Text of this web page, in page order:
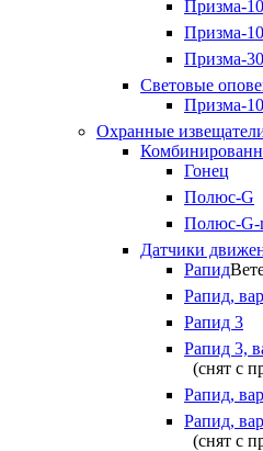
Призма-
Призма-
Призма-
Световые
Призма-
Охранные
Гонец
Полюс-G
Полюс-G-
Датчики
Рапид
Рапид,
Рапид 3
Рапид 3,
(снят с
Рапид,
Рапид,
(снят с